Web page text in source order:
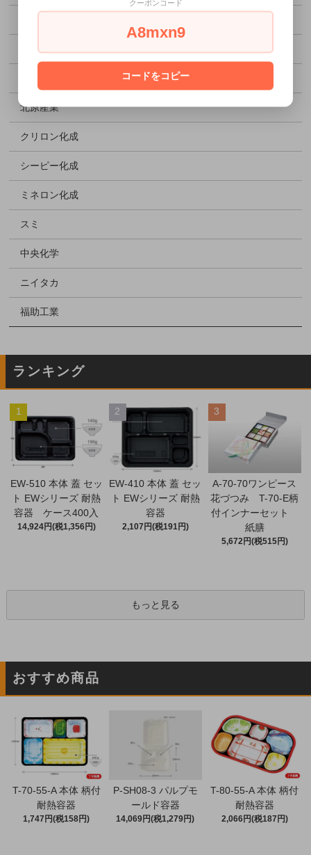
大黒工業
北原産業
クリロン化成
シーピー化成
ミネロン化成
スミ
中央化学
ニイタカ
福助工業
ランキング
1
EW-510 本体 蓋 セッ
ト EWシリーズ 耐熱
容器 ケース400入
14,924円(税1,356円)
2
EW-410 本体 蓋 セッ
ト EWシリーズ 耐熱
容器
2,107円(税191円)
3
A-70-70ワンピース
花づつみ T-70-E柄
付インナーセット
紙膳
5,672円(税515円)
もっと見る
おすすめ商品
T-70-55-A 本体 柄付
耐熱容器
1,747円(税158円)
P-SH08-3 パルプモ
ールド容器
14,069円(税1,279円)
T-80-55-A 本体 柄付
耐熱容器
2,066円(税187円)
クーポンコード
A8mxn9
コードをコピー